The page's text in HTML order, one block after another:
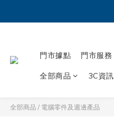
門市據點 門市服務
全部商品 3C資訊
全部商品 / 電腦零件及週邊產品